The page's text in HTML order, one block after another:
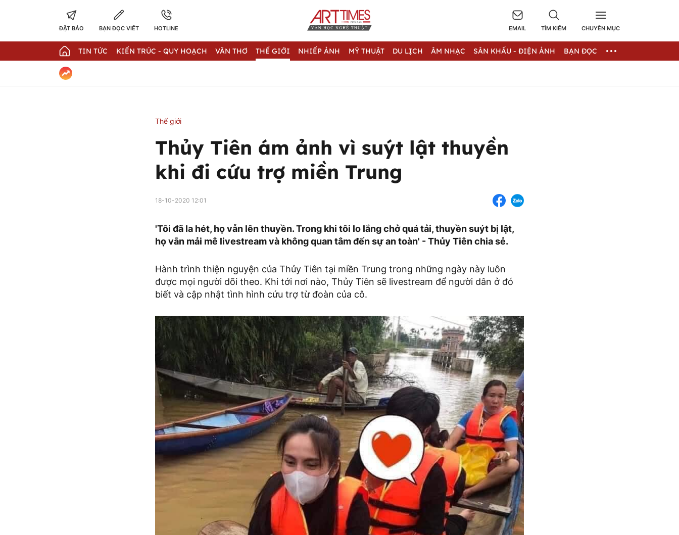
ĐẶT BÁO BẠN ĐỌC VIẾT HOTLINE EMAIL TÌM KIẾM CHUYÊN MỤC
TIN TỨC KIẾN TRÚC - QUY HOẠCH VĂN THƠ THẾ GIỚI NHIẾP ẢNH MỸ THUẬT DU LỊCH ÂM NHẠC SÂN KHẤU - ĐIỆN ẢNH BẠN ĐỌC
Thế giới
Thủy Tiên ám ảnh vì suýt lật thuyền
khi đi cứu trợ miền Trung
18-10-2020 12:01
'Tôi đã la hét, họ vẫn lên thuyền. Trong khi tôi lo lắng chở quá tải, thuyền suýt bị lật,
họ vẫn mải mê livestream và không quan tâm đến sự an toàn' - Thủy Tiên chia sẻ.
Hành trình thiện nguyện của Thủy Tiên tại miền Trung trong những ngày này luôn
được mọi người dõi theo. Khi tới nơi nào, Thủy Tiên sẽ livestream để người dân ở đó
biết và cập nhật tình hình cứu trợ từ đoàn của cô.